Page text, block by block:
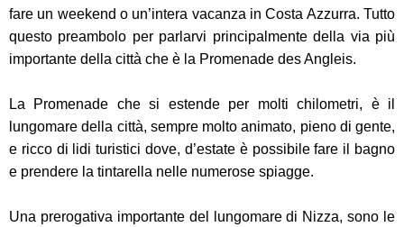
fare un weekend o un’intera vacanza in Costa Azzurra. Tutto
questo preambolo per parlarvi principalmente della via più
importante della città che è la Promenade des Angleis.
La Promenade che si estende per molti chilometri, è il
lungomare della città, sempre molto animato, pieno di gente,
e ricco di lidi turistici dove, d’estate è possibile fare il bagno
e prendere la tintarella nelle numerose spiagge.
Una prerogativa importante del lungomare di Nizza, sono le